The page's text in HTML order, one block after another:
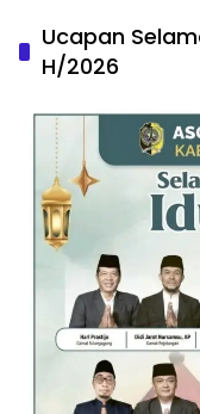
Ucapan
H/2026